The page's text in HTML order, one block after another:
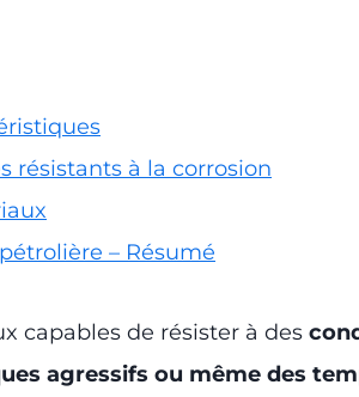
résistants à la corrosion
– Résumé
capables de résister à des
agressifs ou même des